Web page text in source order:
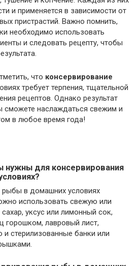
и применяется в зависимости от
пристрастий. Важно помнить,
необходимо использовать
и следовать рецепту, чтобы
что консервирование
требует терпения, тщательной
рецептов. Однако результат
сможете наслаждаться свежим и
в любое время года!
нужны для консервирования
рыбы в домашних условиях
использовать свежую или
уксус или лимонный сок,
горошком, лавровый лист,
и стерилизованные банки или